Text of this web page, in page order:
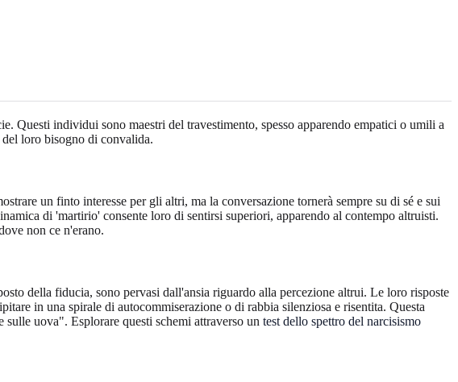
Questi individui sono maestri del travestimento, spesso apparendo empatici o umili a
loro bisogno di convalida.
un finto interesse per gli altri, ma la conversazione tornerà sempre su di sé e sui
di 'martirio' consente loro di sentirsi superiori, apparendo al contempo altruisti.
non ce n'erano.
della fiducia, sono pervasi dall'ansia riguardo alla percezione altrui. Le loro risposte
in una spirale di autocommiserazione o di rabbia silenziosa e risentita. Questa
uova". Esplorare questi schemi attraverso un test dello spettro del narcisismo